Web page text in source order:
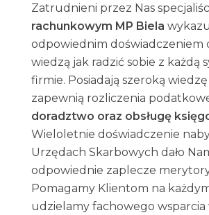
Zatrudnieni przez Nas
rachunkowym MP Biela
odpowiednim doświadczeniem
wiedzą jak radzić sobie z każdą
firmie. Posiadają szeroką
zapewnią rozliczenia
doradztwo oraz obsługę
Wieloletnie doświadczenie
Urzędach Skarbowych dało
odpowiednie zaplecze
Pomagamy Klientom na
udzielamy fachowego wsparcia